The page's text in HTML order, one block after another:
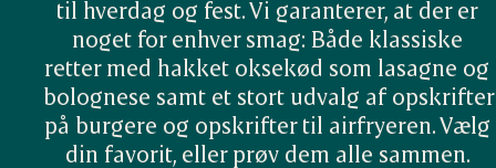
til hverdag og fest. Vi garanterer, at der er
noget for enhver smag: Både klassiske
retter med hakket oksekød som lasagne og
bolognese samt et stort udvalg af opskrifter
på burgere og opskrifter til airfryeren. Vælg
din favorit, eller prøv dem alle sammen.